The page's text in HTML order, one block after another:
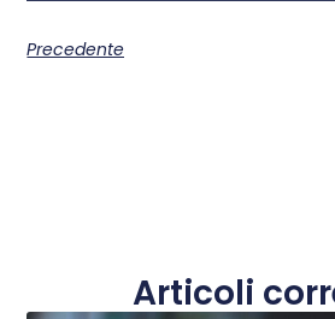
Precedente
Articoli